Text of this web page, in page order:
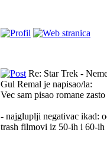
Re: Star Trek -
Gul Remal je napisao/la:
Vec sam pisao romane
- najgluplji negativac ikad:
trash filmovi iz 50-ih i 60-ih